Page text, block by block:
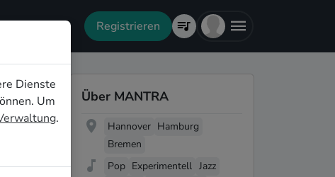
Registrieren
Über MANTRA
Hannover Hamburg
Bremen
Pop Experimentell Jazz
Dienste
Um
.